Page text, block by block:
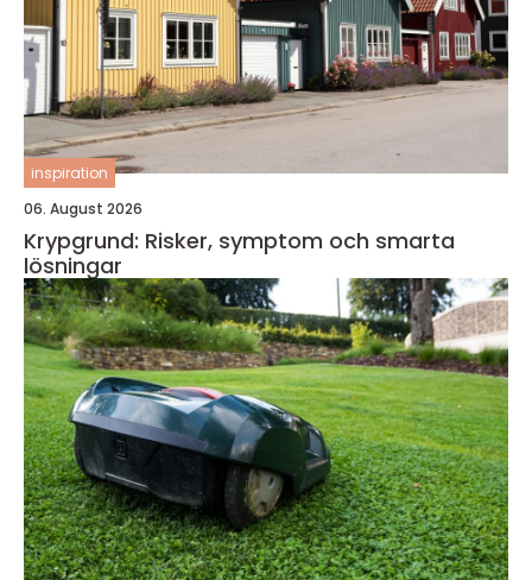
inspiration
06. August 2026
Krypgrund: Risker, symptom och smarta
lösningar